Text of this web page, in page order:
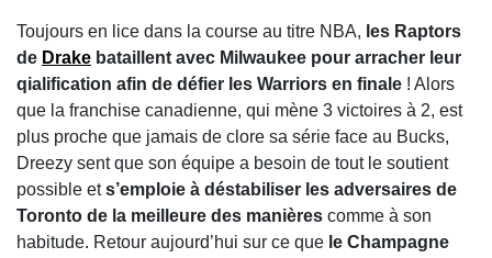
Toujours en lice dans la course au titre NBA, les Raptors
de Drake bataillent avec Milwaukee pour arracher leur
qialification afin de défier les Warriors en finale ! Alors
que la franchise canadienne, qui mène 3 victoires à 2, est
plus proche que jamais de clore sa série face au Bucks,
Dreezy sent que son équipe a besoin de tout le soutient
possible ets’emploie à déstabiliser les adversaires de
Toronto de la meilleure des manières comme à son
habitude. Retour aujourd’hui sur ce que le Champagne